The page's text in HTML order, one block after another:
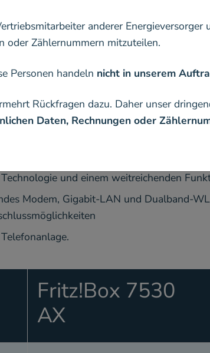
anderer
oder Zählernummern mitzuteilen.
Personen handeln nicht in unserem
Rückfragen dazu. Daher unser
Daten, Rechnungen oder
Modelle
und einem weitreichenden
Modem, Gigabit-LAN und Dualband-
Fritz!Box 7530
AX